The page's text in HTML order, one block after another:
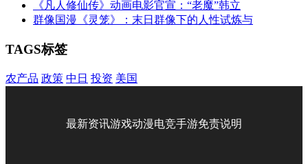
《凡人修仙传》动画电影官宣：“老魔”韩立
群像国漫《灵笼》：末日群像下的人性试炼与
TAGS标签
农产品 政策 中日 投资 美国
最新资讯游戏动漫电竞手游免责说明